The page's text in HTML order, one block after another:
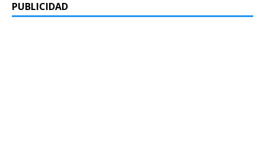
PUBLICIDAD